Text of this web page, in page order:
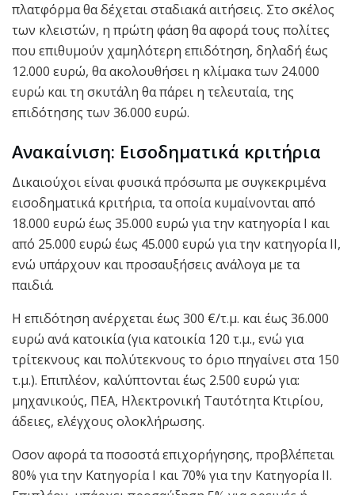
πλατφόρμα θα δέχεται σταδιακά αιτήσεις. Στο σκέλος
των κλειστών, η πρώτη φάση θα αφορά τους πολίτες
που επιθυμούν χαμηλότερη επιδότηση, δηλαδή έως
12.000 ευρώ, θα ακολουθήσει η κλίμακα των 24.000
ευρώ και τη σκυτάλη θα πάρει η τελευταία, της
επιδότησης των 36.000 ευρώ.
Ανακαίνιση: Εισοδηματικά κριτήρια
Δικαιούχοι είναι φυσικά πρόσωπα με συγκεκριμένα
εισοδηματικά κριτήρια, τα οποία κυμαίνονται από
18.000 ευρώ έως 35.000 ευρώ για την κατηγορία Ι και
από 25.000 ευρώ έως 45.000 ευρώ για την κατηγορία ΙΙ,
ενώ υπάρχουν και προσαυξήσεις ανάλογα με τα
παιδιά.
Η επιδότηση ανέρχεται έως 300 €/τ.μ. και έως 36.000
ευρώ ανά κατοικία (για κατοικία 120 τ.μ., ενώ για
τρίτεκνους και πολύτεκνους το όριο πηγαίνει στα 150
τ.μ.). Επιπλέον, καλύπτονται έως 2.500 ευρώ για:
μηχανικούς, ΠΕΑ, Ηλεκτρονική Ταυτότητα Κτιρίου,
άδειες, ελέγχους ολοκλήρωσης.
Οσον αφορά τα ποσοστά επιχορήγησης, προβλέπεται
80% για την Κατηγορία Ι και 70% για την Κατηγορία ΙΙ.